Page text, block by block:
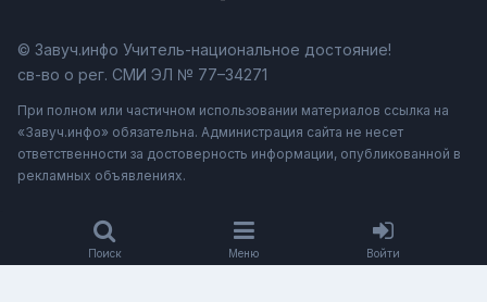
© Завуч.инфо Учитель-национальное достояние!
св-во о рег. СМИ ЭЛ № 77–34271
При полном или частичном использовании материалов ссылка на
«Завуч.инфо» обязательна. Администрация сайта не несет
ответственности за достоверность информации, опубликованной в
рекламных объявлениях.
Поиск Меню Войти